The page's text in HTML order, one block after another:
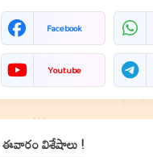
Facebook
Youtube
ఈవారం విశేషాలు !